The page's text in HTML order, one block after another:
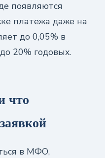
появляются
платежа даже на
до 0,05% в
20% годовых.
что
в МФО,